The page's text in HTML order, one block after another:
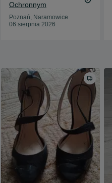
Ochronnym
Poznań, Naramowice
06 sierpnia 2026